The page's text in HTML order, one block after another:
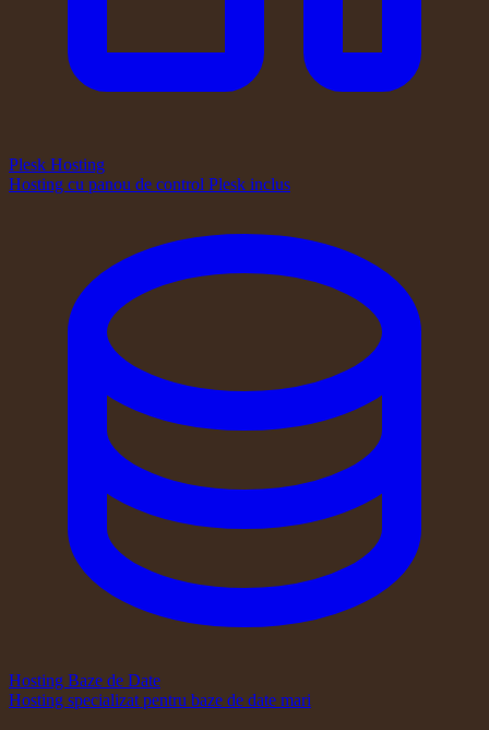
Plesk Hosting
Hosting cu panou de control Plesk inclus
Hosting Baze de Date
Hosting specializat pentru baze de date mari